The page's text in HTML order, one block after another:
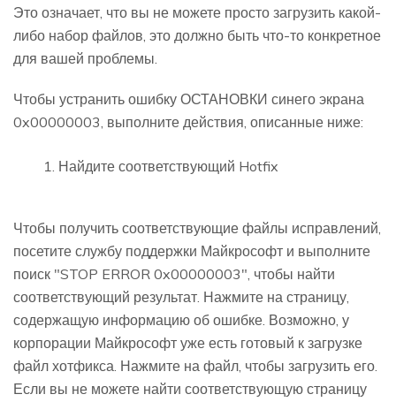
Это означает, что вы не можете просто загрузить какой-
либо набор файлов, это должно быть что-то конкретное
для вашей проблемы.
Чтобы устранить ошибку ОСТАНОВКИ синего экрана
0x00000003, выполните действия, описанные ниже:
Найдите соответствующий Hotfix
Чтобы получить соответствующие файлы исправлений,
посетите службу поддержки Майкрософт и выполните
поиск "STOP ERROR 0x00000003", чтобы найти
соответствующий результат. Нажмите на страницу,
содержащую информацию об ошибке. Возможно, у
корпорации Майкрософт уже есть готовый к загрузке
файл хотфикса. Нажмите на файл, чтобы загрузить его.
Если вы не можете найти соответствующую страницу